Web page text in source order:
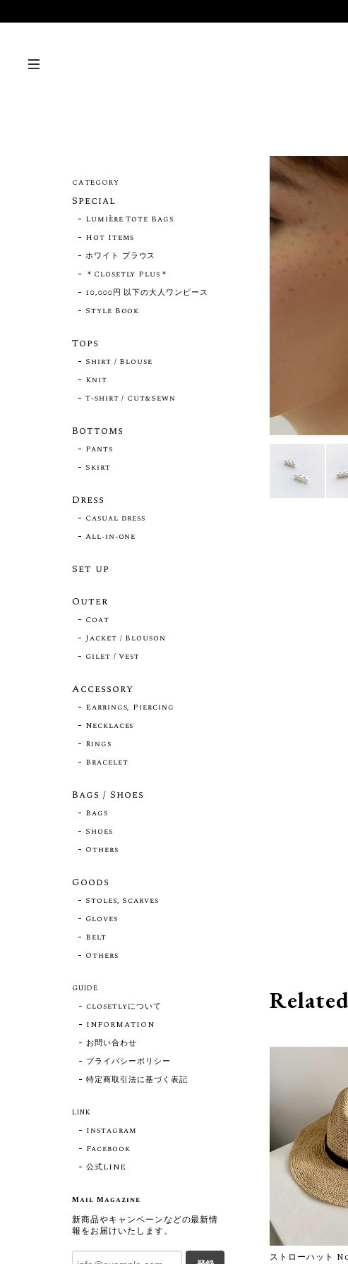
ストローハット
CATEGORY
Special
Lumière Tote Bags
Hot Items
ホワイト ブラウス
＊Closetly Plus＊
10,000円 以下の大人ワンピース
Style Book
Tops
Shirt / Blouse
Knit
T-shirt / Cut&Sewn
Bottoms
Pants
Skirt
Dress
Casual dress
All-in-one
Set up
Outer
Coat
Jacket / Blouson
Gilet / Vest
Accessory
Earrings, Piercing
Necklaces
Rings
Bracelet
Bags / Shoes
Bags
Shoes
Others
Goods
Stoles, Scarves
Gloves
Belt
Others
GUIDE
closetlyについて
INFORMATION
お問い合わせ
プライバシーポリシー
特定商取引法に基づく表記
LINK
Instagram
Facebook
公式LINE
Mail Magazine
新商品やキャンペーンなどの最新情
報をお届けいたします。